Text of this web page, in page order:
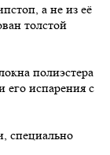
а не из её
толстой
полиэстера
его испарения с